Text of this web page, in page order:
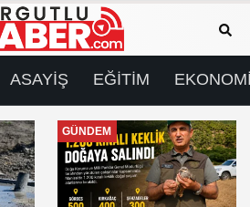
ASAYİŞ EĞİTİM
GÜNDEM